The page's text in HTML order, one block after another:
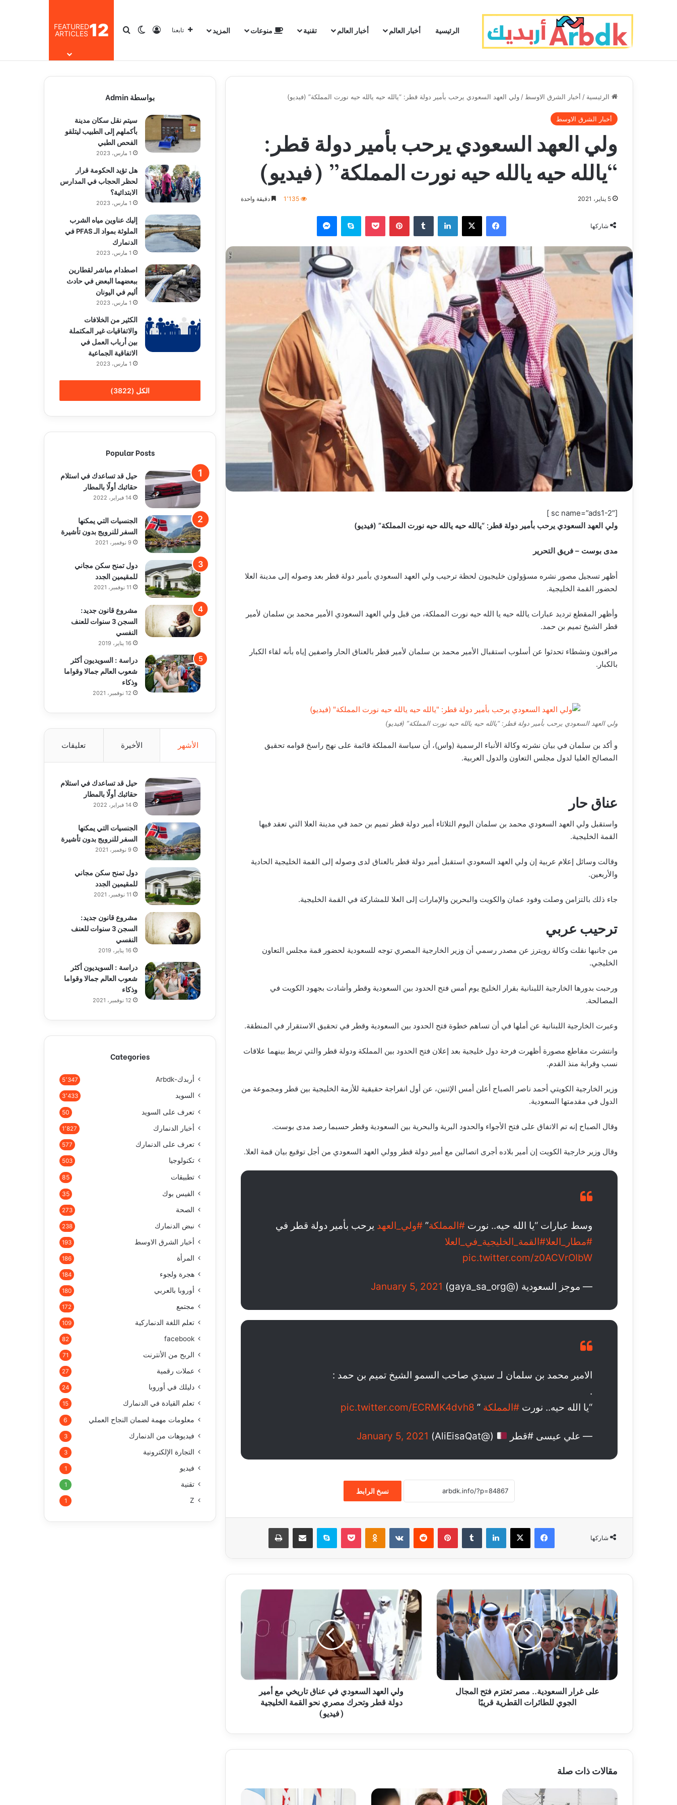
الرئيسية أخبار العالم أخبار العالم تقنية منوعات المزيد تابعنا تسجيل الدخول
الوضع المظلم
بحث عن12
FEATURED
ARTICLES
الرئيسية / أخبار الشرق الاوسط / ولي العهد السعودي يرحب بأمير دولة قطر: “يالله حيه يالله حيه نورت المملكة” (فيديو)
أخبار الشرق الاوسط
ولي العهد السعودي يرحب بأمير دولة قطر:
“يالله حيه يالله حيه نورت المملكة” (فيديو)
5 يناير، 2021 1٬135 دقيقة واحدة
شاركها
فيسبوك ‫X لينكدإن بينتيريست سكايب
[sc name=”ads1-2″ ]
ولي العهد السعودي يرحب بأمير دولة قطر: “يالله حيه يالله حيه نورت المملكة” (فيديو)
مدى بوست – فريق التحرير
أظهر تسجيل مصور نشره مسؤولون خليجيون لحظة ترحيب ولي العهد السعودي بأمير دولة قطر بعد وصوله إلى مدينة العلا
لحضور القمة الخليجية.
وأظهر المقطع ترديد عبارات يالله حيه يا الله حيه نورت المملكة، من قبل ولي العهد السعودي الأمير محمد بن سلمان لأمير
قطر الشيخ تميم بن حمد.
مراقبون ونشطاء تحدثوا عن أسلوب استقبال الأمير محمد بن سلمان لأمير قطر بالعناق الحار واصفين إياه بأنه لقاء الكبار
بالكبار.
ولي العهد السعودي يرحب بأمير دولة قطر: “يالله حيه يالله حيه نورت المملكة” (فيديو)
و أكد بن سلمان في بيان نشرته وكالة الأنباء الرسمية (واس)، أن سياسة المملكة قائمة على نهج راسخ قوامه تحقيق
المصالح العليا لدول مجلس التعاون والدول العربية.
عناق حار
واستقبل ولي العهد السعودي محمد بن سلمان اليوم الثلاثاء أمير دولة قطر تميم بن حمد في مدينة العلا التي تعقد فيها
القمة الخليجية.
وقالت وسائل إعلام عربية إن ولي العهد السعودي استقبل أمير دولة قطر بالعناق لدى وصوله إلى القمة الخليجية الحادية
والأربعين.
جاء ذلك بالتزامن وصلت وفود عمان والكويت والبحرين والإمارات إلى العلا للمشاركة في القمة الخليجية.
ترحيب عربي
من جانبها نقلت وكالة رويترز عن مصدر رسمي أن وزير الخارجية المصري توجه للسعودية لحضور قمة مجلس التعاون
الخليجي.
ورحبت بدورها الخارجية اللبنانية بقرار الخليج يوم أمس فتح الحدود بين السعودية وقطر وأشادت بجهود الكويت في
المصالحة.
وعبرت الخارجية اللبنانية عن أملها في أن تساهم خطوة فتح الحدود بين السعودية وقطر في تحقيق الاستقرار في المنطقة.
وانتشرت مقاطع مصورة أظهرت فرحة دول خليجية بعد إعلان فتح الحدود بين المملكة ودولة قطر والتي تربط بينهما علاقات
نسب وقرابة منذ القدم.
وزير الخارجية الكويتي أحمد ناصر الصباح أعلن أمس الإثنين، عن أول انفراجة حقيقية للأزمة الخليجية بين قطر ومجموعة من
الدول في مقدمتها السعودية.
وقال الصباح إنه تم الاتفاق على فتح الأجواء والحدود البرية والبحرية بين السعودية وقطر حسبما رصد مدى بوست.
وقال وزير خارجية الكويت إن أمير بلاده أجرى اتصالين مع أمير دولة قطر وولي العهد السعودي من أجل توقيع بيان قمة العلا.
وسط عبارات “يا الله حيه.. نورت #المملكة” #ولي_العهد يرحب بأمير دولة قطر في
#مطار_العلا#القمة_الخليجية_في_العلا
pic.twitter.com/z0ACVrOIbW
— موجز السعودية (@gaya_sa_org) January 5, 2021
الامير محمد بن سلمان لـ سيدي صاحب السمو الشيخ تميم بن حمد :
.
“يا الله حيه.. نورت #المملكة ”
pic.twitter.com/ECRMK4dvh8
— علي عيسى #قطر (@AliEisaQat)
January 5, 2021
نسخ الرابط
شاركها
فيسبوك ‫X لينكدإن بينتيريست ‏VKontakte سكايب
ع
ل
ى
غ
ر
ا
ل
ي
م
ر
على غرار السعودية.. مصر تعتزم فتح المجال
الجوي للطائرات القطرية قريبًا
و
ل
ع
ه
د
ا
ولي العهد السعودي في عناق تاريخي مع أمير
دولة قطر وتحرك مصري نحو القمة الخليجية
(فيديو)
مقالات ذات صلة
بواسطة Admin
سيتم نقل سكان مدينة
بأكملهم إلى الطبيب ليتلقو
الفحص الطبي
1 مارس، 2023
هل تؤيد الحكومة قرار
لحظر الحجاب في المدارس
الابتدائية؟
1 مارس، 2023
إليك عناوين مياه الشرب
الملوثة بمواد الـ PFAS في
الدنمارك
1 مارس، 2023
اصطدام مباشر لقطارين
ببعضهما البعض في حادث
أليم في اليونان
1 مارس، 2023
الكثير من الخلافات
والاتفاقيات غير المكتملة
بين أرباب العمل في
الاتفاقية الجماعية
1 مارس، 2023
الكل (3822)
Popular Posts
حيل قد تساعدك في استلام
حقائبك أولًا بالمطار
14 فبراير، 2022
الجنسيات التي يمكنها
السفر للنرويج بدون تأشيرة
9 نوفمبر، 2021
دول تمنح سكن مجاني
للمقيمين الجدد
11 نوفمبر، 2021
مشروع قانون جديد:
السجن 3 سنوات للعنف
النفسي
16 يناير، 2019
دراسة : السويديون أكثر
شعوب العالم جمالا وقواما
وذكاء
12 نوفمبر، 2021
الأشهر الأخيرة تعليقات
حيل قد تساعدك في استلام
حقائبك أولًا بالمطار
14 فبراير، 2022
الجنسيات التي يمكنها
السفر للنرويج بدون تأشيرة
9 نوفمبر، 2021
دول تمنح سكن مجاني
للمقيمين الجدد
11 نوفمبر، 2021
مشروع قانون جديد:
السجن 3 سنوات للعنف
النفسي
16 يناير، 2019
دراسة : السويديون أكثر
شعوب العالم جمالا وقواما
وذكاء
12 نوفمبر، 2021
Categories
أربدك-Arbdk 5٬347
السويد 3٬433
تعرف على السويد 50
أخبار الدنمارك 1٬827
تعرف على الدنمارك 577
تكنولوجيا 503
تطبيقات 85
الفيس بوك 35
الصحة 273
نبض الدنمارك 238
أخبار الشرق الاوسط 193
المرأة 186
هجرة ولجوء 184
أوروبا بالعربي 180
مجتمع 172
تعلم اللغة الدنماركية 109
facebook
82
الربح من الأنترنت 71
عملات رقمية 27
دليلك في أوروبا 24
تعلم القيادة في الدنمارك 15
معلومات مهمة لضمان النجاح العملي 6
فيديوهات من الدنمارك 3
التجارة الإلكترونية 3
فيديو 1
تقنية 1
Z
1